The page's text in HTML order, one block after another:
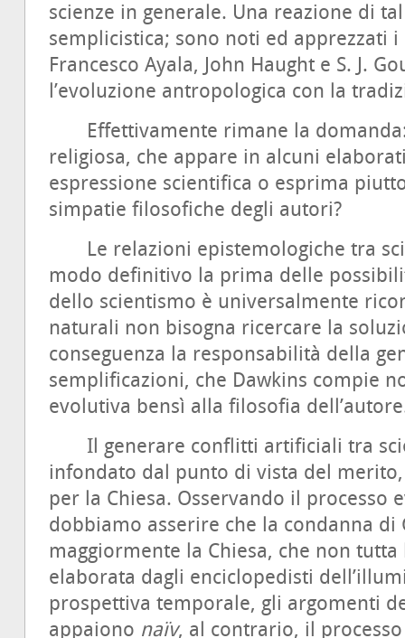
scienze in generale. Una reazione di
semplicistica; sono noti ed apprezzati
Francesco Ayala, John Haught e S. J.
l’evoluzione antropologica con la
Effettivamente rimane la
religiosa, che appare in alcuni
espressione scientifica o esprima
simpatie filosofiche degli autori?
Le relazioni epistemologiche tra
modo definitivo la prima delle
dello scientismo è universalmente
naturali non bisogna ricercare la
conseguenza la responsabilità della
semplificazioni, che Dawkins compie
evolutiva bensì alla filosofia
Il generare conflitti artificiali tra
infondato dal punto di vista del
per la Chiesa. Osservando il processo
dobbiamo asserire che la condanna di
maggiormente la Chiesa, che non
elaborata dagli enciclopedisti
prospettiva temporale, gli argomenti
appaiono naïv, al contrario, il